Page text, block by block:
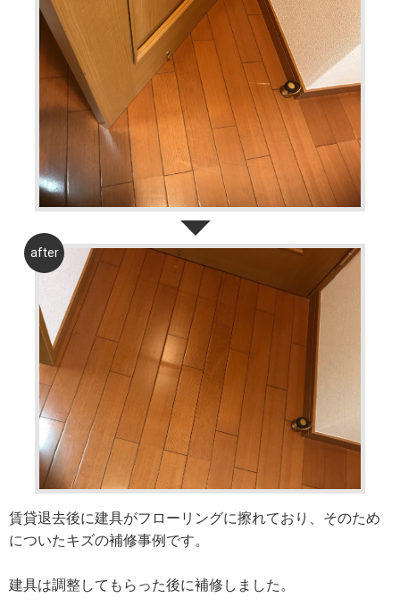
賃貸退去後に建具がフローリングに擦れており、そのため
についたキズの補修事例です。
建具は調整してもらった後に補修しました。